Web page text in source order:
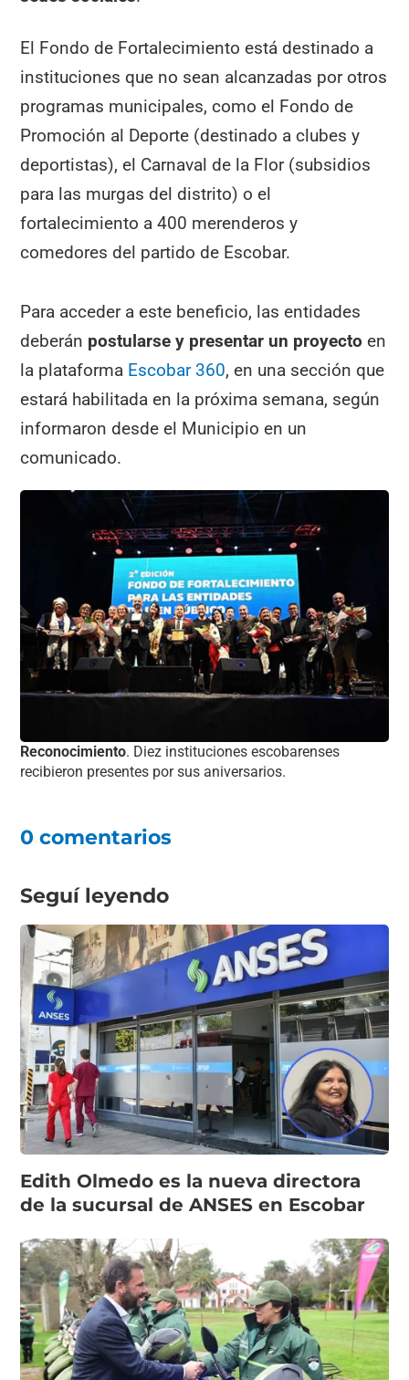
El Fondo de Fortalecimiento está destinado a
instituciones que no sean alcanzadas por otros
programas municipales, como el Fondo de
Promoción al Deporte (destinado a clubes y
deportistas), el Carnaval de la Flor (subsidios
para las murgas del distrito) o el
fortalecimiento a 400 merenderos y
comedores del partido de Escobar.
Para acceder a este beneficio, las entidades
deberán postularse y presentar un proyecto en
la plataforma Escobar 360, en una sección que
estará habilitada en la próxima semana, según
informaron desde el Municipio en un
comunicado.
Reconocimiento. Diez instituciones escobarenses
recibieron presentes por sus aniversarios.
0 comentarios
Seguí leyendo
Edith Olmedo es la nueva directora
de la sucursal de ANSES en Escobar